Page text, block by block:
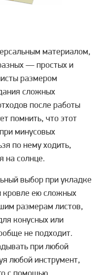
материалом,
— простых и
размером
сложных
после работы
помнить, что этот
минусовых
по нему ходить,
на солнце.
выбор при укладке
ею сложных
размерам листов,
конусных или
не подходит.
при любой
любой инструмент,